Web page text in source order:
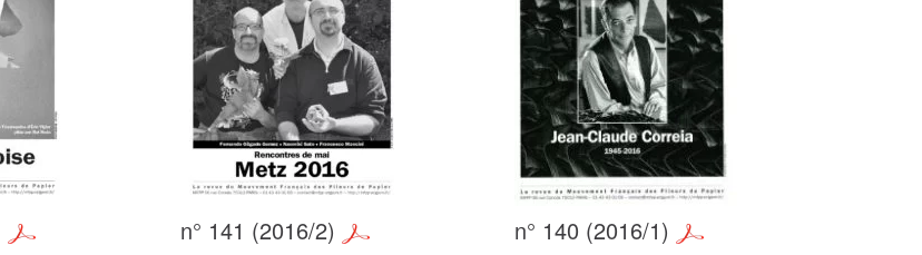
n° 141 (2016/2) n° 140 (2016/1)